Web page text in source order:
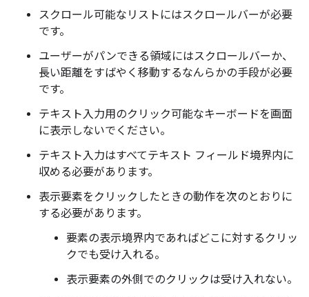
スクロール可能なリストにはスクロールバーが必要
です。
ユーザーがパンできる領域にはスクロールバーか、
長い距離をすばやく移動するなんらかの手段が必要
です。
テキスト入力用のクリック可能なキーボードを画面
に表示しないでください。
テキスト入力はすべてテキスト フィールド境界内に
収める必要があります。
表示要素をクリックしたときの動作を次のとおりに
する必要があります。
要素の表示境界内であればどこに対する クリッ
クでも受け入れる。
表示要素の外側でのクリックは受け入れない。